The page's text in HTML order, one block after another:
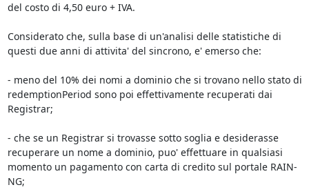
del costo di 4,50 euro + IVA.
Considerato che, sulla base di un'analisi delle statistiche di
questi due anni di attivita' del sincrono, e' emerso che:
- meno del 10% dei nomi a dominio che si trovano nello stato di
redemptionPeriod sono poi effettivamente recuperati dai
Registrar;
- che se un Registrar si trovasse sotto soglia e desiderasse
recuperare un nome a dominio, puo' effettuare in qualsiasi
momento un pagamento con carta di credito sul portale RAIN-
NG;